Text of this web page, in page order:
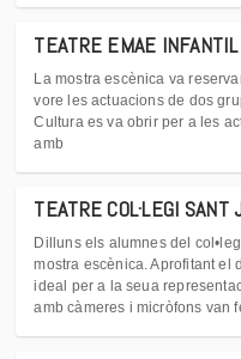
TEATRE EMAE
La mostra escènica va
vore les actuacions de dos
Cultura es va obrir per a les
amb
TEATRE COL·LEGI SANT
Dilluns els alumnes del
mostra escènica. Aprofitant el
ideal per a la seua
amb càmeres i micròfons van